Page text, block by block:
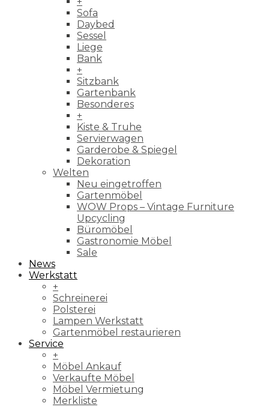
Sofa
Daybed
Sessel
Liege
Bank
+
Sitzbank
Gartenbank
Besonderes
+
Kiste & Truhe
Servierwagen
Garderobe & Spiegel
Dekoration
Welten
Neu eingetroffen
Gartenmöbel
WOW Props – Vintage Furniture
Upcycling
Büromöbel
Gastronomie Möbel
Sale
News
Werkstatt
+
Schreinerei
Polsterei
Lampen Werkstatt
Gartenmöbel restaurieren
Service
+
Möbel Ankauf
Verkaufte Möbel
Möbel Vermietung
Merkliste